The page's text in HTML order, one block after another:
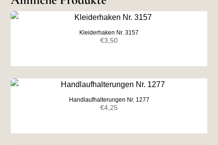
Kleiderhaken Nr. 3157
€3,50
Handlaufhalterungen Nr. 1277
€4,25